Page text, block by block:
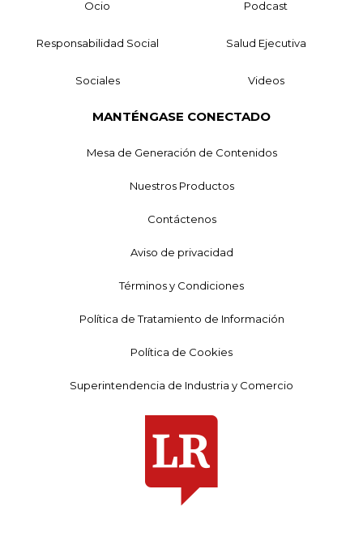
Ocio Podcast
Responsabilidad Social Salud Ejecutiva
Sociales Videos
MANTÉNGASE CONECTADO
Mesa de Generación de Contenidos
Nuestros Productos
Contáctenos
Aviso de privacidad
Términos y Condiciones
Política de Tratamiento de Información
Política de Cookies
Superintendencia de Industria y Comercio